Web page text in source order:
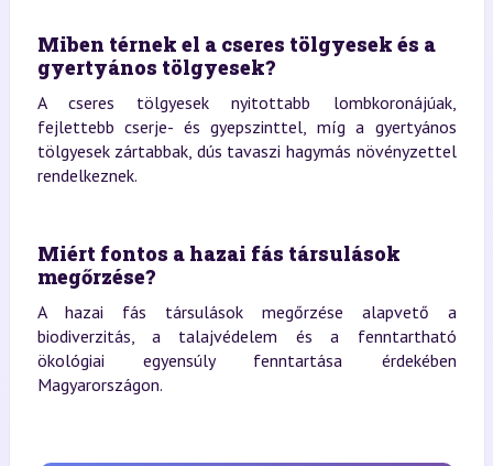
Miben térnek el a cseres tölgyesek és a
gyertyános tölgyesek?
A cseres tölgyesek nyitottabb lombkoronájúak,
fejlettebb cserje- és gyepszinttel, míg a gyertyános
tölgyesek zártabbak, dús tavaszi hagymás növényzettel
rendelkeznek.
Miért fontos a hazai fás társulások
megőrzése?
A hazai fás társulások megőrzése alapvető a
biodiverzitás, a talajvédelem és a fenntartható
ökológiai egyensúly fenntartása érdekében
Magyarországon.